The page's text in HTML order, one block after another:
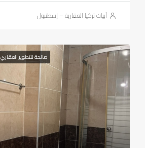
أبيات تركيا العقارية – إسطنبول
صالحة للتطوير العقاري